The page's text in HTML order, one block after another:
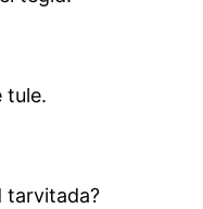
tule.
tarvitada?